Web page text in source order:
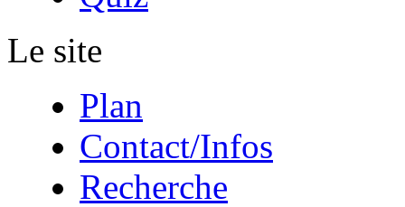
Le site
Plan
Contact/Infos
Recherche